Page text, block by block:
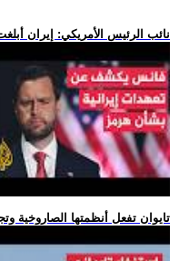
.. نائب الرئيس الأمريكي: إيران
.. تايوان تفعل أنظمتها الصاروخية